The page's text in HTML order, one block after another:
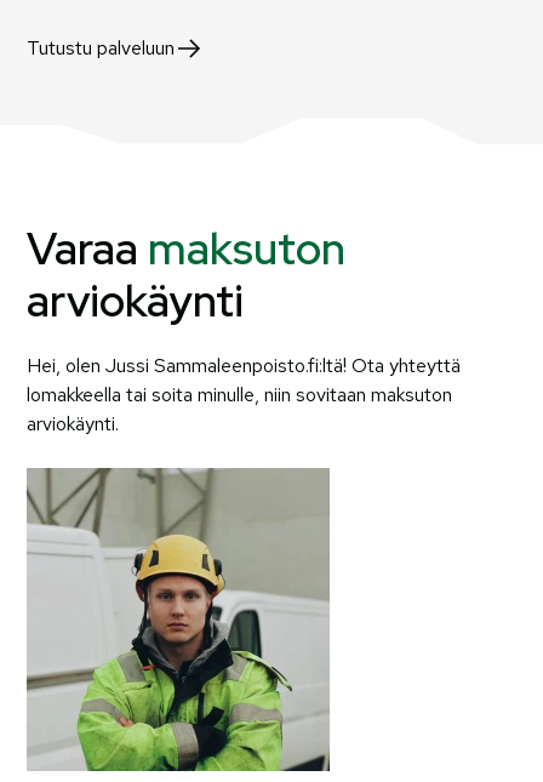
Tutustu palveluun
Varaa maksuton
arviokäynti
Hei, olen Jussi Sammaleenpoisto.fi:ltä! Ota yhteyttä
lomakkeella tai soita minulle, niin sovitaan maksuton
arviokäynti.